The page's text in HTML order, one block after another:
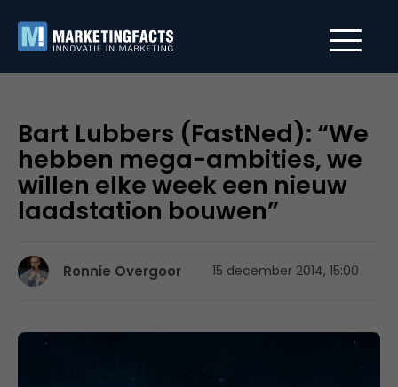
Bart Lubbers (FastNed): “We
hebben mega-ambities, we
willen elke week een nieuw
laadstation bouwen”
Ronnie Overgoor 15 december 2014, 15:00